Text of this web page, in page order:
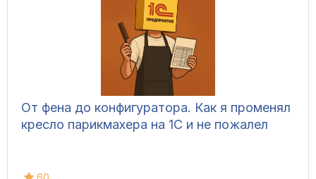
От фена до конфигуратора. Как я променял
кресло парикмахера на 1С и не пожалел